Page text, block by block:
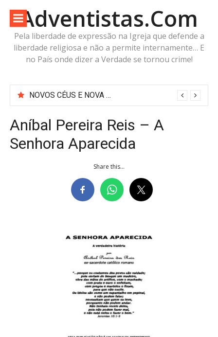
para
conteúdo
Adventistas.Com
Pela liberdade de expressão na Igreja que defende a
liberdade religiosa e não a permite internamente… E
no País onde dizer a Verdade se tornou crime!
NOVOS CÉUS E NOVA TERRA: Não vai sobrar planetinha nem planetão pra nenhum ET! É o que diz a Bíblia
Aníbal Pereira Reis – A
Senhora Aparecida
Share this...